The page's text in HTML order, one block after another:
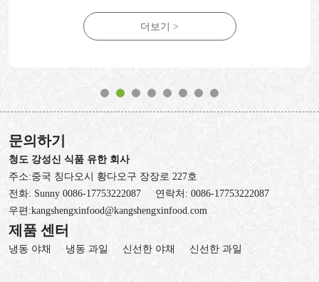
더보기 >
문의하기
청도 강성신 식품 유한 회사
주소:중국 칭다오시 황다오구 장장로 227호
전화: Sunny 0086-17753222087 연락처: 0086-17753222087
우편:kangshengxinfood@kangshengxinfood.com
제품 센터
냉동 야채 냉동 과일 신선한 야채 신선한 과일